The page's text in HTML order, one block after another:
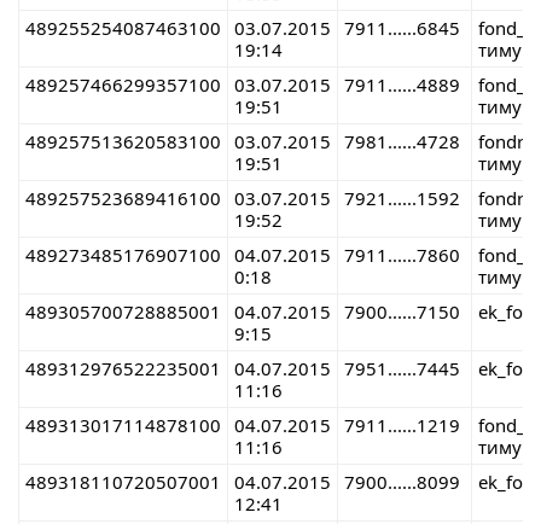
489255254087463100 03.07.2015
19:14
7911......6845
тимур
489257466299357100 03.07.2015
19:51
7911......4889
тимур
489257513620583100 03.07.2015
19:51
7981......4728
тимур
489257523689416100 03.07.2015
19:52
7921......1592
тимур
489273485176907100 04.07.2015
0:18
7911......7860
тимур
489305700728885001
04.07.2015
9:15
7900......7150
489312976522235001
04.07.2015
11:16
7951......7445
489313017114878100 04.07.2015
11:16
7911......1219
тимур
489318110720507001
04.07.2015
12:41
7900......8099